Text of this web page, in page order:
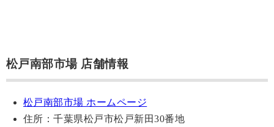
松戸南部市場 店舗情報
松戸南部市場 ホームページ
住所：千葉県松戸市松戸新田30番地